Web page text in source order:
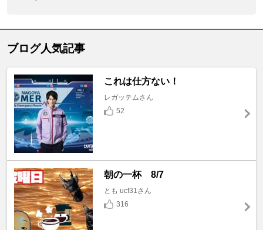
ブログ人気記事
これは仕方ない！
レガッテムさん
52
朝の一杯 8/7
とも ucf31さん
316